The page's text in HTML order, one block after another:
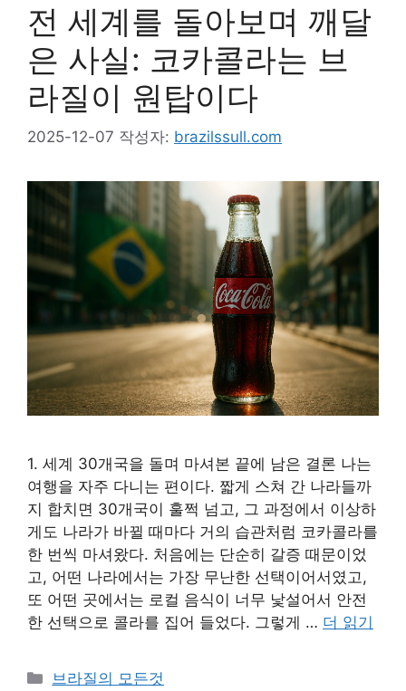
전 세계를 돌아보며 깨달
은 사실: 코카콜라는 브
라질이 원탑이다
2025-12-07 작성자: brazilssull.com
1. 세계 30개국을 돌며 마셔본 끝에 남은 결론 나는
여행을 자주 다니는 편이다. 짧게 스쳐 간 나라들까
지 합치면 30개국이 훌쩍 넘고, 그 과정에서 이상하
게도 나라가 바뀔 때마다 거의 습관처럼 코카콜라를
한 번씩 마셔왔다. 처음에는 단순히 갈증 때문이었
고, 어떤 나라에서는 가장 무난한 선택이어서였고,
또 어떤 곳에서는 로컬 음식이 너무 낯설어서 안전
한 선택으로 콜라를 집어 들었다. 그렇게 … 더 읽기
카
브라질의 모든것